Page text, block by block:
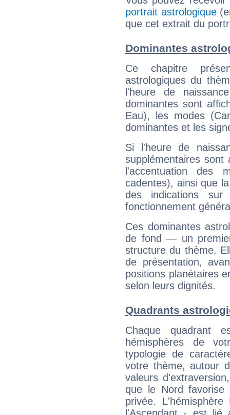
portrait astrologique
que cet extrait du
Dominantes
Ce chapitre
astrologiques du
l'heure de
dominantes sont
Eau), les modes
dominantes et les
Si l'heure de
supplémentaires sont
l'accentuation des
cadentes), ainsi que
des indications sur
fonctionnement
Ces dominantes
de fond — un
structure du thème.
de présentation,
positions planétaires
selon leurs dignités.
Quadrants
Chaque quadrant
hémisphères de
typologie de
votre thème, autour
valeurs
que le Nord favorise
privée.